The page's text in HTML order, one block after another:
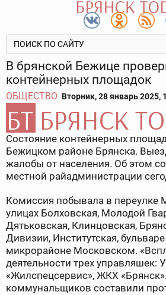
В брянской Бежице
контейнерных площадок
ОБЩЕСТВО Вторник, 28 январь 2025,
Состояние контейнерных
Бежицком районе Брянска.
жалобы от населения. Об этом
местной райадминистрации
Комиссия побывала в переулке
улицах Болховская, Молодой
Дятьковская, Клинцовская,
Дивизии, Институтская,
микрорайоне Московском.
деятельности трех
«Жилспецсервис», ЖКХ
коммунальщиков составили